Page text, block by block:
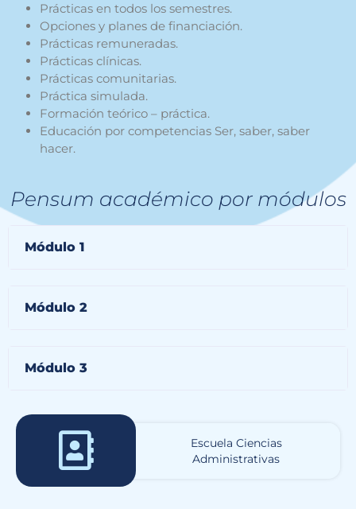
Prácticas en todos los semestres.
Opciones y planes de financiación.
Prácticas remuneradas.
Prácticas clínicas.
Prácticas comunitarias.
Práctica simulada.
Formación teórico – práctica.
Educación por competencias Ser, saber, saber
hacer.
Pensum académico por módulos
Módulo 1
Módulo 2
Módulo 3
Escuela Ciencias
Administrativas